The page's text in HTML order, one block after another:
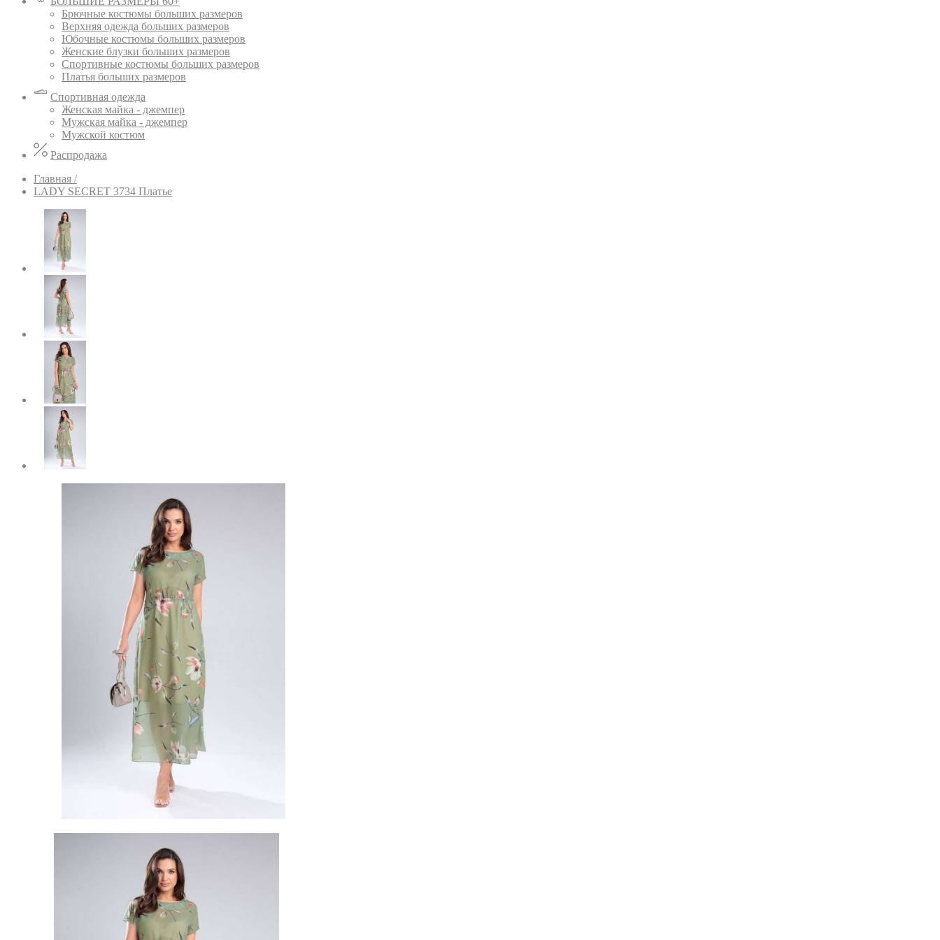
Брючные костюмы больших размеров
Верхняя одежда больших размеров
Юбочные костюмы больших размеров
Женские блузки больших размеров
Спортивные костюмы больших размеров
Платья больших размеров
Спортивная одежда
Женская майка - джемпер
Мужская майка - джемпер
Мужской костюм
Распродажа
Главная /
LADY SECRET 3734 Платье